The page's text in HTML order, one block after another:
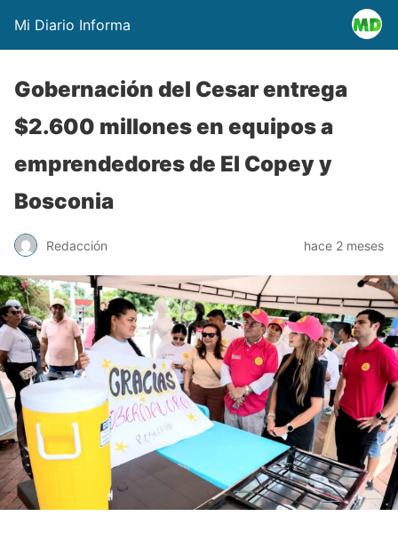
Mi Diario Informa
Gobernación del Cesar entrega
$2.600 millones en equipos a
emprendedores de El Copey y
Bosconia
Redacción hace 2 meses